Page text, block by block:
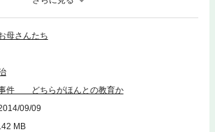
一人の教師の体当りの実践と。子どもたちの主体的
る感動の記。
母さんたち
件 どちらがほんとの教育か
09/09
MB